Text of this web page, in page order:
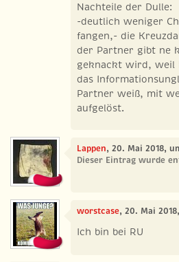
Nachteile der Dulle:
-deutlich weniger
fangen,- die
der Partner gibt ne
geknackt wird, weil
das
Partner weiß, mit
aufgelöst.
Lappen, 20. Mai 2018,
Dieser Eintrag wurde
worstcase, 20. Mai
Ich bin bei RU